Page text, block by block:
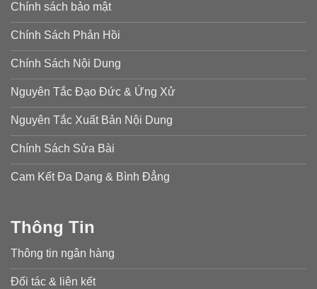
Chính sách bảo mật
Chính Sách Phản Hồi
Chính Sách Nội Dung
Nguyên Tắc Đạo Đức & Ứng Xử
Nguyên Tắc Xuất Bản Nội Dung
Chính Sách Sửa Bài
Cam Kết Đa Dạng & Bình Đẳng
Thông Tin
Thông tin ngân hàng
Đối tác & liên kết